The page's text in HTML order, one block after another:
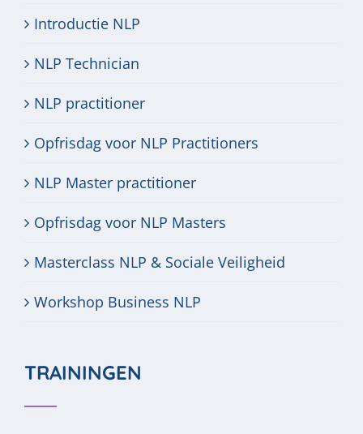
Introductie NLP
NLP Technician
NLP practitioner
Opfrisdag voor NLP Practitioners
NLP Master practitioner
Opfrisdag voor NLP Masters
Masterclass NLP & Sociale Veiligheid
Workshop Business NLP
TRAININGEN